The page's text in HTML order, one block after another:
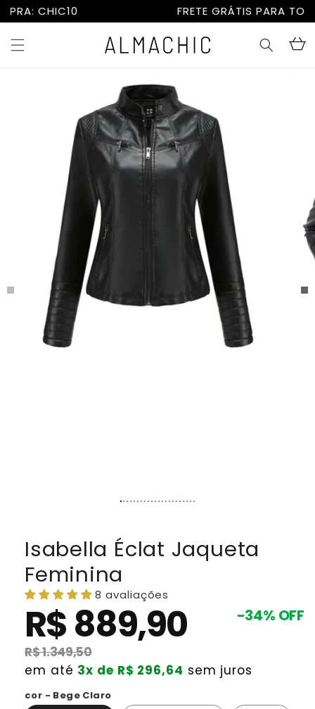
para o FRETE GRÁTIS PARA TODO O BRASIL
Isabella Éclat Jaqueta
Feminina
8 avaliações
Preço
promocional
R$ 889,90
Preço
normal
R$ 1.349,50
-34% OFF
em até 3x de R$ 296,64 sem juros
cor - Bege Claro